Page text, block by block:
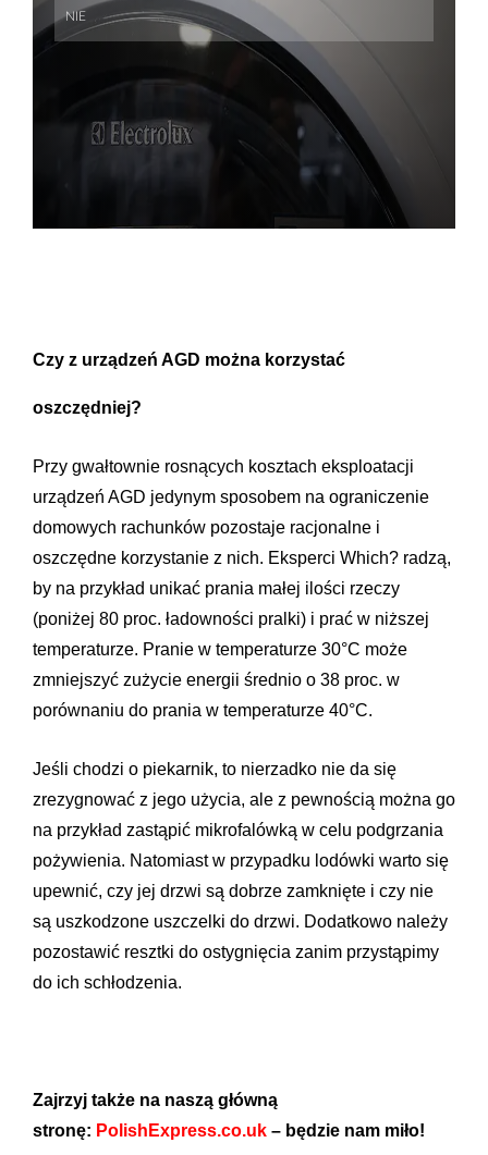
Czy z urządzeń AGD można korzystać
oszczędniej?
Przy gwałtownie rosnących kosztach eksploatacji
urządzeń AGD jedynym sposobem na ograniczenie
domowych rachunków pozostaje racjonalne i
oszczędne korzystanie z nich. Eksperci Which? radzą,
by na przykład unikać prania małej ilości rzeczy
(poniżej 80 proc. ładowności pralki) i prać w niższej
temperaturze. Pranie w temperaturze 30°C może
zmniejszyć zużycie energii średnio o 38 proc. w
porównaniu do prania w temperaturze 40°C.
Jeśli chodzi o piekarnik, to nierzadko nie da się
zrezygnować z jego użycia, ale z pewnością można go
na przykład zastąpić mikrofalówką w celu podgrzania
pożywienia. Natomiast w przypadku lodówki warto się
upewnić, czy jej drzwi są dobrze zamknięte i czy nie
są uszkodzone uszczelki do drzwi. Dodatkowo należy
pozostawić resztki do ostygnięcia zanim przystąpimy
do ich schłodzenia.
Zajrzyj także na naszą główną
stronę: PolishExpress.co.uk – będzie nam miło!